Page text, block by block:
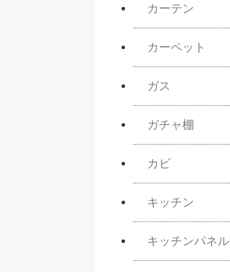
カーテン
カーペット
ガス
ガチャ棚
カビ
キッチン
キッチンパネル